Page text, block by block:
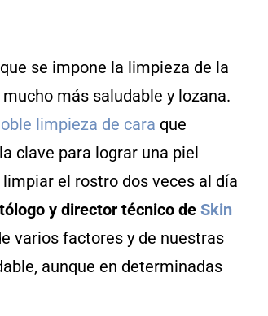
se impone la limpieza de la
más saludable y lozana.
limpieza de cara que
clave para lograr una piel
el rostro dos veces al día
y director técnico de Skin
varios factores y de nuestras
aunque en determinadas